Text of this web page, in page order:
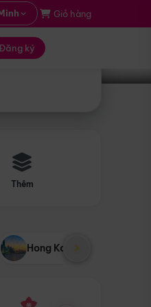
Giỏ hàng
ký
Tìm tour
Thêm
Hong Kong